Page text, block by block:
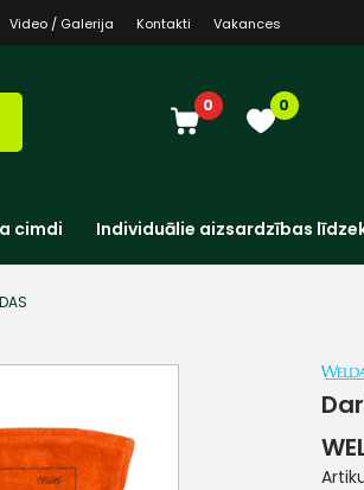
Video / Galerija Kontakti Vakances
0 0
cimdi Individuālie aizsardzības